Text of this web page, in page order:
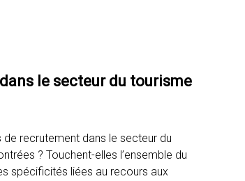
le secteur du tourisme
recrutement dans le secteur du
? Touchent-elles l’ensemble du
spécificités liées au recours aux